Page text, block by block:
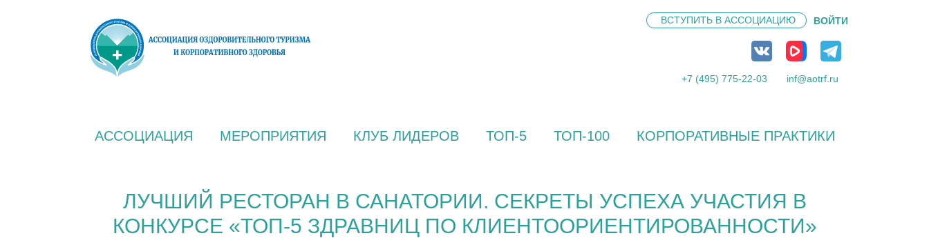
ВСТУПИТЬ В АССОЦИАЦИЮ ВОЙТИ
+7 (495) 775-22-03 inf@aotrf.ru
АССОЦИАЦИЯ МЕРОПРИЯТИЯ КЛУБ ЛИДЕРОВ ТОП-5 ТОП-100 КОРПОРАТИВНЫЕ ПРАКТИКИ
ЛУЧШИЙ РЕСТОРАН В САНАТОРИИ. СЕКРЕТЫ УСПЕХА УЧАСТИЯ В
КОНКУРСЕ «ТОП-5 ЗДРАВНИЦ ПО КЛИЕНТООРИЕНТИРОВАННОСТИ»